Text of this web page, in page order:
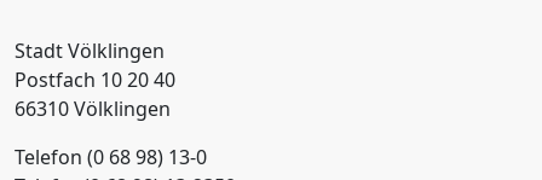
Stadt Völklingen
Postfach 10 20 40
66310 Völklingen
Telefon (0 68 98) 13-0